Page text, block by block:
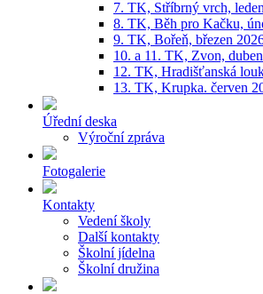
7. TK, Stříbrný vrch,
8. TK, Běh pro Kačku,
9. TK, Bořeň, březen
10. a 11. TK, Zvon,
12. TK, Hradišťanská
13. TK, Krupka. červen
Úřední deska
Výroční zpráva
Fotogalerie
Kontakty
Vedení školy
Další kontakty
Školní jídelna
Školní družina